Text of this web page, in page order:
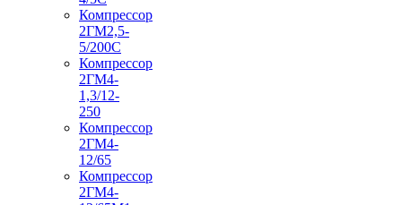
Компрессор
2ГМ2,5-
5/200С
Компрессор
2ГМ4-
1,3/12-
250
Компрессор
2ГМ4-
12/65
Компрессор
2ГМ4-